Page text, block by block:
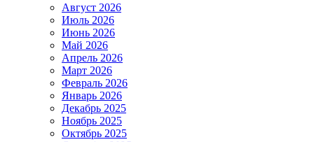
Август 2026
Июль 2026
Июнь 2026
Май 2026
Апрель 2026
Март 2026
Февраль 2026
Январь 2026
Декабрь 2025
Ноябрь 2025
Октябрь 2025